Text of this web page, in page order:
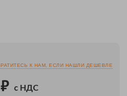
К НАМ, ЕСЛИ НАШЛИ ДЕШЕВЛЕ
₽ с НДС